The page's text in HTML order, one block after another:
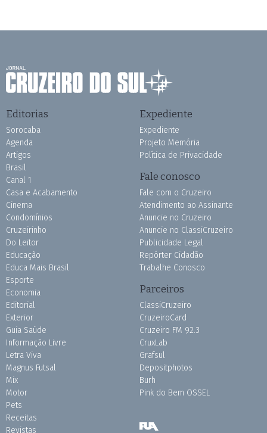
Editorias
Sorocaba
Agenda
Artigos
Brasil
Canal 1
Casa e Acabamento
Cinema
Condomínios
Cruzeirinho
Do Leitor
Educação
Educa Mais Brasil
Esporte
Economia
Editorial
Exterior
Guia Saúde
Informação Livre
Letra Viva
Magnus Futsal
Mix
Motor
Pets
Receitas
Revistas
Expediente
Expediente
Projeto Memória
Política de Privacidade
Fale conosco
Fale com o Cruzeiro
Atendimento ao Assinante
Anuncie no Cruzeiro
Anuncie no ClassiCruzeiro
Publicidade Legal
Repórter Cidadão
Trabalhe Conosco
Parceiros
ClassiCruzeiro
CruzeiroCard
Cruzeiro FM 92.3
CruxLab
Grafsul
Depositphotos
Burh
Pink do Bem OSSEL